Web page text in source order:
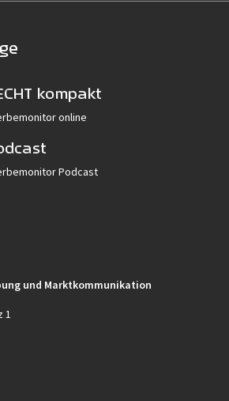
kompakt
online
Podcast
und Marktkommunikation
1